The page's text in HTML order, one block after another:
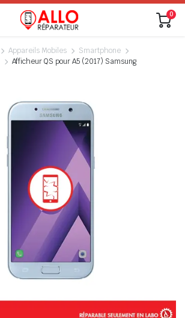
0
Appareils Mobiles
Smartphone
Afficheur QS pour A5 (2017) Samsung